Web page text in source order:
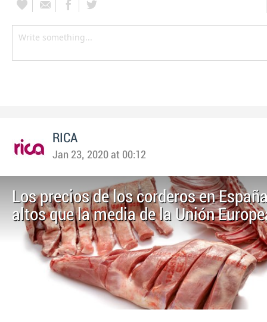
RICA
Jan 23, 2020 at 00:12
Los precios de los corderos en
altos que la media de la Unión